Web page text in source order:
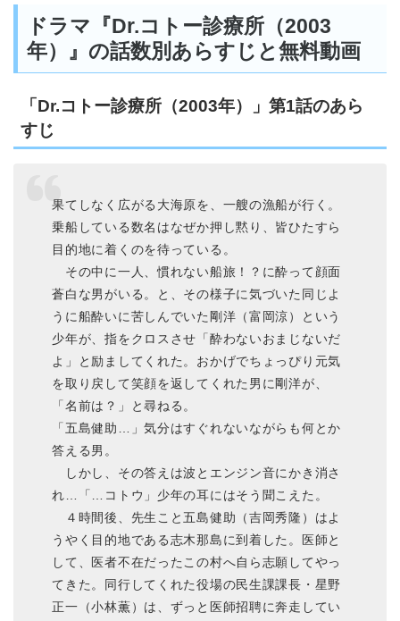
ドラマ『Dr.コトー診療所（2003
年）』の話数別あらすじと無料動画
「Dr.コトー診療所（2003年）」第1話のあら
すじ
果てしなく広がる大海原を、一艘の漁船が行く。
乗船している数名はなぜか押し黙り、皆ひたすら
目的地に着くのを待っている。
その中に一人、慣れない船旅！？に酔って顔面
蒼白な男がいる。と、その様子に気づいた同じよ
うに船酔いに苦しんでいた剛洋（富岡涼）という
少年が、指をクロスさせ「酔わないおまじないだ
よ」と励ましてくれた。おかげでちょっぴり元気
を取り戻して笑顔を返してくれた男に剛洋が、
「名前は？」と尋ねる。
「五島健助…」気分はすぐれないながらも何とか
答える男。
しかし、その答えは波とエンジン音にかき消さ
れ…「…コトウ」少年の耳にはそう聞こえた。
４時間後、先生こと五島健助（吉岡秀隆）はよ
うやく目的地である志木那島に到着した。医師と
して、医者不在だったこの村へ自ら志願してやっ
てきた。同行してくれた役場の民生課課長・星野
正一（小林薫）は、ずっと医師招聘に奔走してい